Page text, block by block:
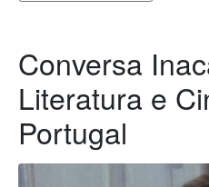
Conversa
Literatura e
Portugal